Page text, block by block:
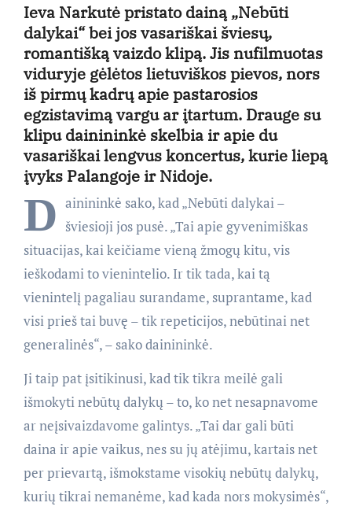
Ieva Narkutė pristato dainą „Nebūti
dalykai“ bei jos vasariškai šviesų,
romantišką vaizdo klipą. Jis nufilmuotas
viduryje gėlėtos lietuviškos pievos, nors
iš pirmų kadrų apie pastarosios
egzistavimą vargu ar įtartum. Drauge su
klipu dainininkė skelbia ir apie du
vasariškai lengvus koncertus, kurie liepą
įvyks Palangoje ir Nidoje.
D ainininkė sako, kad „Nebūti dalykai –
šviesioji jos pusė. „Tai apie gyvenimiškas
situacijas, kai keičiame vieną žmogų kitu, vis
ieškodami to vienintelio. Ir tik tada, kai tą
vienintelį pagaliau surandame, suprantame, kad
visi prieš tai buvę – tik repeticijos, nebūtinai net
generalinės“, – sako dainininkė.
Ji taip pat įsitikinusi, kad tik tikra meilė gali
išmokyti nebūtų dalykų – to, ko net nesapnavome
ar neįsivaizdavome galintys. „Tai dar gali būti
daina ir apie vaikus, nes su jų atėjimu, kartais net
per prievartą, išmokstame visokių nebūtų dalykų,
kurių tikrai nemanėme, kad kada nors mokysimės“,